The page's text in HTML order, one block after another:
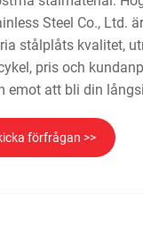
Steel Co., Ltd.
stålplåts kvalitet,
pris och
emot att bli din
förfrågan >>